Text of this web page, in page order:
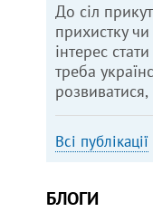
До сіл
прихистку
інтерес
треба
Всі публікації
БЛОГИ